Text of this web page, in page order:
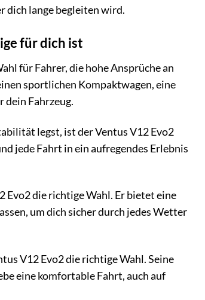
dich lange begleiten wird.
für dich ist
für Fahrer, die hohe Ansprüche an
sportlichen Kompaktwagen, eine
dein Fahrzeug.
legst, ist der Ventus V12 Evo2
jede Fahrt in ein aufregendes Erlebnis
Evo2 die richtige Wahl. Er bietet eine
um dich sicher durch jedes Wetter
V12 Evo2 die richtige Wahl. Seine
eine komfortable Fahrt, auch auf